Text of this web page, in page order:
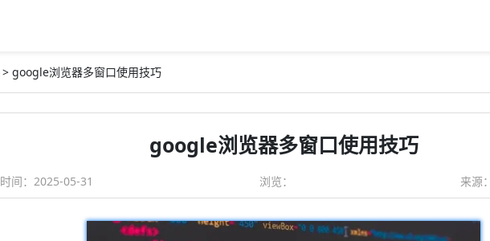
> google浏览器多窗口使用技巧
google浏览器多窗口使用技巧
时间：2025-05-31 浏览： 来源：